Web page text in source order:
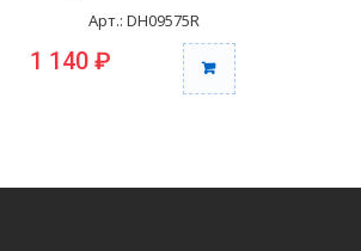
Арт.: DH09575R
1 140 ₽